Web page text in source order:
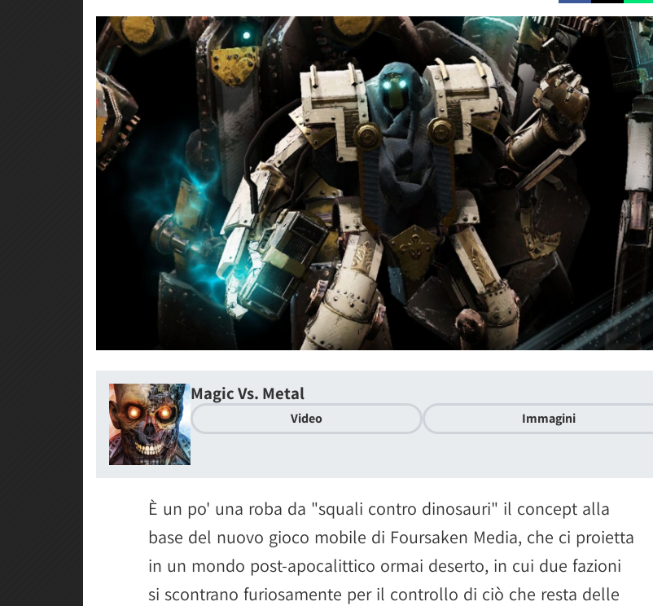
Magic Vs. Metal
Video Immagini
È un po' una roba da "squali contro dinosauri" il concept alla
base del nuovo gioco mobile di Foursaken Media, che ci proietta
in un mondo post-apocalittico ormai deserto, in cui due fazioni
si scontrano furiosamente per il controllo di ciò che resta delle